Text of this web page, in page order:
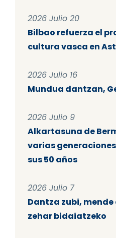
2026 Julio 20
Bilbao refuerza el
cultura vasca en
2026 Julio 16
Mundua dantzan,
2026 Julio 9
Alkartasuna de
varias
sus 50 años
2026 Julio 7
Dantza zubi,
zehar bidaiatzeko